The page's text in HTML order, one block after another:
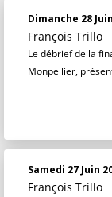
Dimanche 28
François Trillo
Le débrief de la
Monpellier,
Samedi 27 Juin
François Trillo